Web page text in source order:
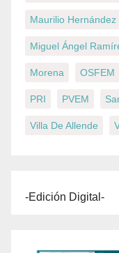
Maurilio Hernández
Miguel Ángel
Morena OSFEM
PRI PVEM
Villa De Allende
-Edición Digital-